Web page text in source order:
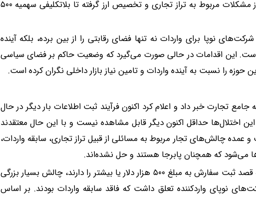
چالش‌های اساسی این حوزه همچنان پابرجاست؛ از مشکلات مربوط به تراز تجاری و تخصیص ارز گرفته تا بلاتکلیفی سهمیه ۵۰۰
حذف سهمیه ۵۰۰ هزار دلاری شرکت‌های نو‌پا برای واردات نه تنها فضای رقابتی را از بین برده، بلکه آینده
است. این اقدامات در حالی صورت می‌گیرد که وضعیت حاکم بر فضای سیاسی
حوزه را نسبت به آینده واردات و تامین نیاز بازار داخلی نگران کرده است.
تجارت خبر داد و اعلام کرد اکنون فرآیند ثبت اطلاعات بار دیگر در حال
اختلال‌ها حداقل اکنون دیگر قابل مشاهده نیست و با این حال معتقدند
عمده چالش‌های تجار مربوط به مسائلی از قبیل تراز تجاری، سابقه واردات،
در این بین مساله ثبت سفارش برای شرکت‌هایی که قصد ثبت سفارش به مبلغ ۵۰۰ هزار دلار یا بیشتر را دارند، چالش بسیار بزرگی
نوپای واردکننده تعلق داشت که فاقد سابقه واردات بودند. بر اساس